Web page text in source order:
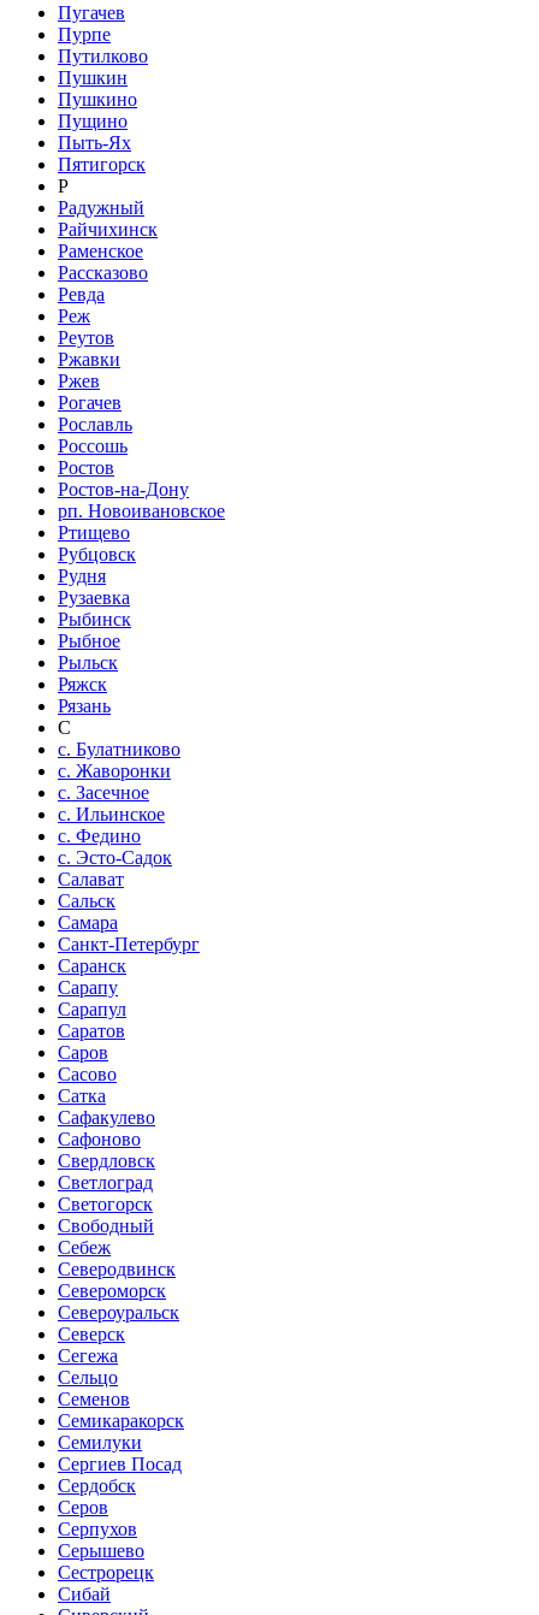
Пугачев
Пурпе
Путилково
Пушкин
Пушкино
Пущино
Пыть-Ях
Пятигорск
Р
Радужный
Райчихинск
Раменское
Рассказово
Ревда
Реж
Реутов
Ржавки
Ржев
Рогачев
Рославль
Россошь
Ростов
Ростов-на-Дону
рп. Новоивановское
Ртищево
Рубцовск
Рудня
Рузаевка
Рыбинск
Рыбное
Рыльск
Ряжск
Рязань
С
с. Булатниково
с. Жаворонки
с. Засечное
с. Ильинское
с. Федино
с. Эсто-Садок
Салават
Сальск
Самара
Санкт-Петербург
Саранск
Сарапу
Сарапул
Саратов
Саров
Сасово
Сатка
Сафакулево
Сафоново
Свердловск
Светлоград
Светогорск
Свободный
Себеж
Северодвинск
Североморск
Североуральск
Северск
Сегежа
Сельцо
Семенов
Семикаракорск
Семилуки
Сергиев Посад
Сердобск
Серов
Серпухов
Серышево
Сестрорецк
Сибай